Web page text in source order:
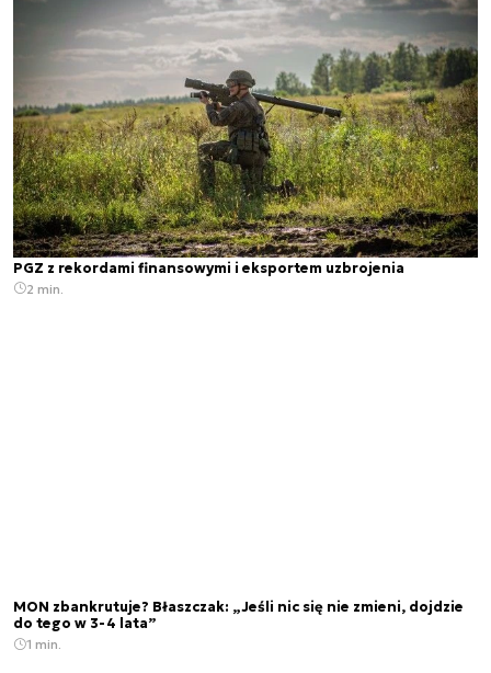
PGZ z rekordami finansowymi i eksportem uzbrojenia
2 min.
MON zbankrutuje? Błaszczak: „Jeśli nic się nie zmieni, dojdzie
do tego w 3-4 lata”
1 min.